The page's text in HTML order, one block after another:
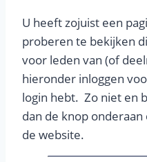
U heeft zojuist een
proberen te bekijken
voor leden van (of
hieronder inloggen
login hebt. Zo niet en
dan de knop
de website.